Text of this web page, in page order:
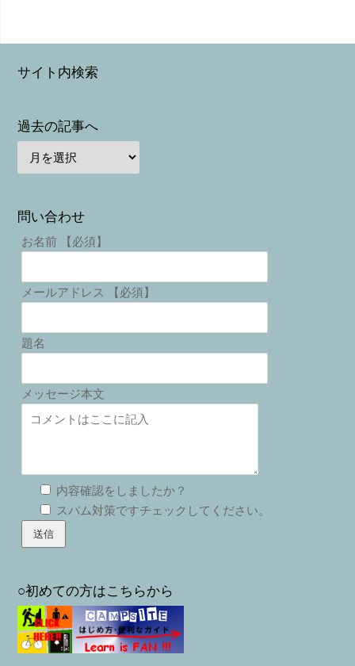
サイト内検索
過去の記事へ
問い合わせ
お名前 【必須】
メールアドレス 【必須】
題名
メッセージ本文
内容確認をしましたか？
スパム対策ですチェックしてください。
○初めての方はこちらから